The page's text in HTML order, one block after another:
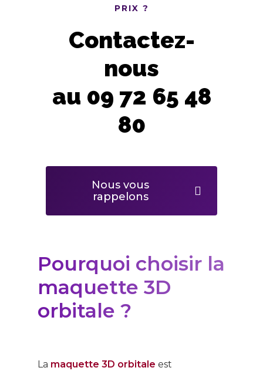
PRIX ?
Contactez-
nous
au 09 72 65 48
80
Nous vous
rappelons
Pourquoi choisir la
maquette 3D
orbitale ?
La maquette 3D orbitale est